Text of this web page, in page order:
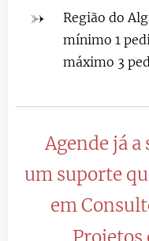
Região do
mínimo 1
máximo 3
Agende já
um suporte
em